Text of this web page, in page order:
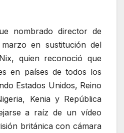
nombrado director de
en sustitución del
quien reconoció que
en países de todos los
Estados Unidos, Reino
Kenia y República
a raíz de un vídeo
británica con cámara